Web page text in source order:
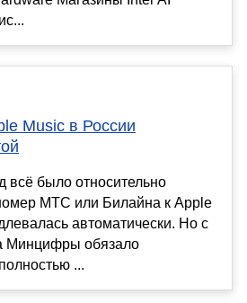
Music в России
всё было относительно
МТС или Билайна к Apple
автоматически. Но с
Минцифры обязало
...